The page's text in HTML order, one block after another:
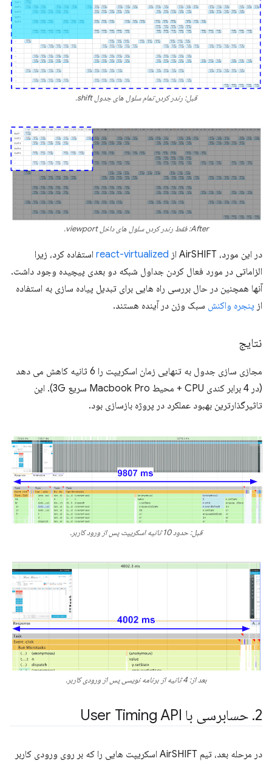
قبل: رندر کردن تمام سلول های جدول shift.
After: فقط رندر کردن سلول های داخل viewport.
در این مورد، AirSHIFT از react-virtualized استفاده کرد، زیرا
الزاماتی در مورد فعال کردن جداول شبکه دو بعدی پیچیده وجود داشت.
آنها همچنین در حال بررسی راه هایی برای تبدیل پیاده سازی به استفاده
از پنجره واکنش سبک وزن در آینده هستند.
نتایج
مجازی سازی جدول به تنهایی زمان اسکریپت را 6 ثانیه کاهش می دهد
(در 4 برابر کندی CPU + محیط Macbook Pro سریع 3G). این
تاثیرگذارترین بهبود عملکرد در پروژه بازسازی بود.
قبل: حدود 10 ثانیه اسکریپت پس از ورود کاربر.
بعد از: 4 ثانیه از برنامه نویسی پس از ورودی کاربر.
2
. حسابرسی با User Timing API
در مرحله بعد، تیم AirSHIFT اسکریپت هایی را که بر روی ورودی کاربر